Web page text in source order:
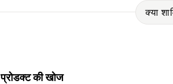
क्या
प्रोडक्ट की खोज